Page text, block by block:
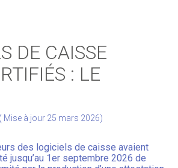
DE CAISSE
: LE
( Mise à jour 25 mars 2026)
des logiciels de caisse avaient
jusqu’au 1er septembre 2026 de